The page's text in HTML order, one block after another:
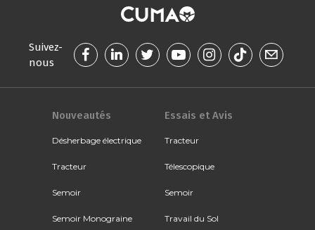
Suivez-
nous
Nouveautés
Désherbage électrique
Tracteur
Semoir
Semoir Monograine
Essais et Avis
Tracteur
Télescopique
Semoir
Travail du Sol